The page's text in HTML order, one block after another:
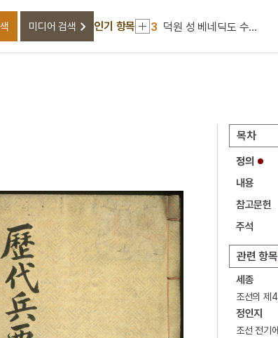
미디어 검색 인기 항목
3
덕원 성 베네딕도 수도원
4 세조
10 대진대학교
1 금성대군
2
신동엽
3
덕원 성 베네딕도 수도원
세조
5
대한간호협회
목차
정의
내용
참고문헌
주석
관련 항목
세종
정인지